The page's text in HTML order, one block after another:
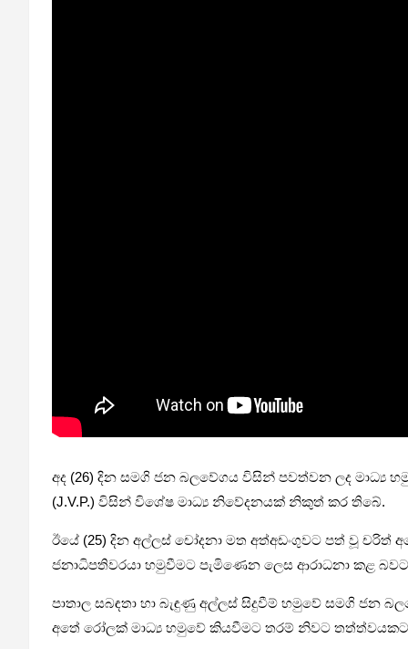
අද (26) දින සමගි ජන බලවේගය විසින් පවත්වන ලද මාධ්‍ය
(J.V.P.) විසින් විශේෂ මාධ්‍ය නිවේදනයක් නිකුත් කර තිබේ.
ඊයේ (25) දින අල්ලස් චෝදනා මත අත්අඩංගුවට පත් වූ චරිත්
ජනාධිපතිවරයා හමුවීමට පැමිණෙන ලෙස ආරාධනා කළ
පාතාල සබඳතා හා බැඳුණු අල්ලස් සිදුවීම් හමුවේ සමගි ජන
අතේ රෝලක් මාධ්‍ය හමුවේ කියවීමට තරම් නිවට